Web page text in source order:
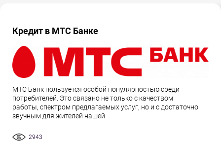
Кредит в МТС Банке
МТС Банк пользуется особой популярностью среди
потребителей. Это связано не только с качеством
работы, спектром предлагаемых услуг, но и с достаточно
звучным для жителей нашей
2943